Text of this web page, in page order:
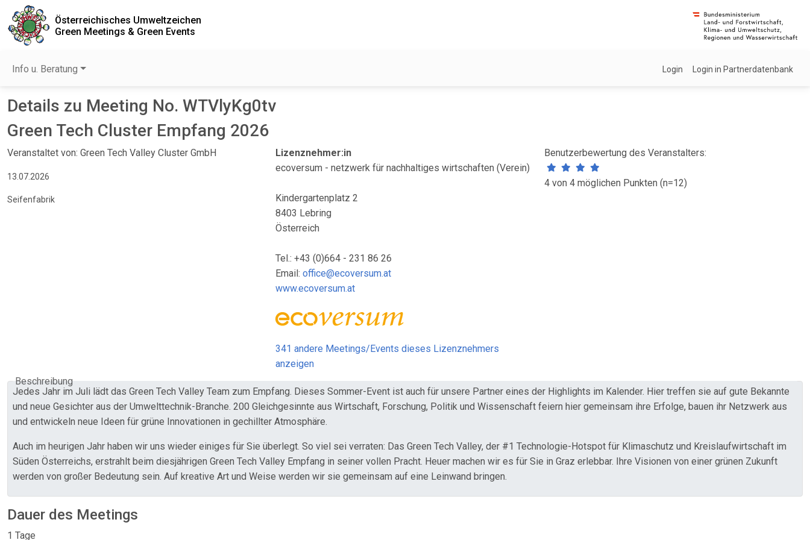
Österreichisches Umweltzeichen
Green Meetings & Green Events
Info u. Beratung Login Login in Partnerdatenbank
Details zu Meeting No. WTVlyKg0tv
Green Tech Cluster Empfang 2026
Veranstaltet von: Green Tech Valley Cluster GmbH
13.07.2026
Seifenfabrik
Lizenznehmer:in
ecoversum - netzwerk für nachhaltiges wirtschaften (Verein)
Kindergartenplatz 2
8403 Lebring
Österreich
Tel.: +43 (0)664 - 231 86 26
Email:office@ecoversum.at
www.ecoversum.at
341 andere Meetings/Events dieses Lizenznehmers
anzeigen
Benutzerbewertung des Veranstalters:
4 von 4 möglichen Punkten (n=12)
Beschreibung
Jedes Jahr im Juli lädt das Green Tech Valley Team zum Empfang. Dieses Sommer-Event ist auch für unsere Partner eines der Highlights im Kalender. Hier treffen sie auf gute Bekannte
und neue Gesichter aus der Umwelttechnik-Branche. 200 Gleichgesinnte aus Wirtschaft, Forschung, Politik und Wissenschaft feiern hier gemeinsam ihre Erfolge, bauen ihr Netzwerk aus
und entwickeln neue Ideen für grüne Innovationen in gechillter Atmosphäre.
Auch im heurigen Jahr haben wir uns wieder einiges für Sie überlegt. So viel sei verraten: Das Green Tech Valley, der #1 Technologie-Hotspot für Klimaschutz und Kreislaufwirtschaft im
Süden Österreichs, erstrahlt beim diesjährigen Green Tech Valley Empfang in seiner vollen Pracht. Heuer machen wir es für Sie in Graz erlebbar. Ihre Visionen von einer grünen Zukunft
werden von großer Bedeutung sein. Auf kreative Art und Weise werden wir sie gemeinsam auf eine Leinwand bringen.
Dauer des Meetings
1 Tage